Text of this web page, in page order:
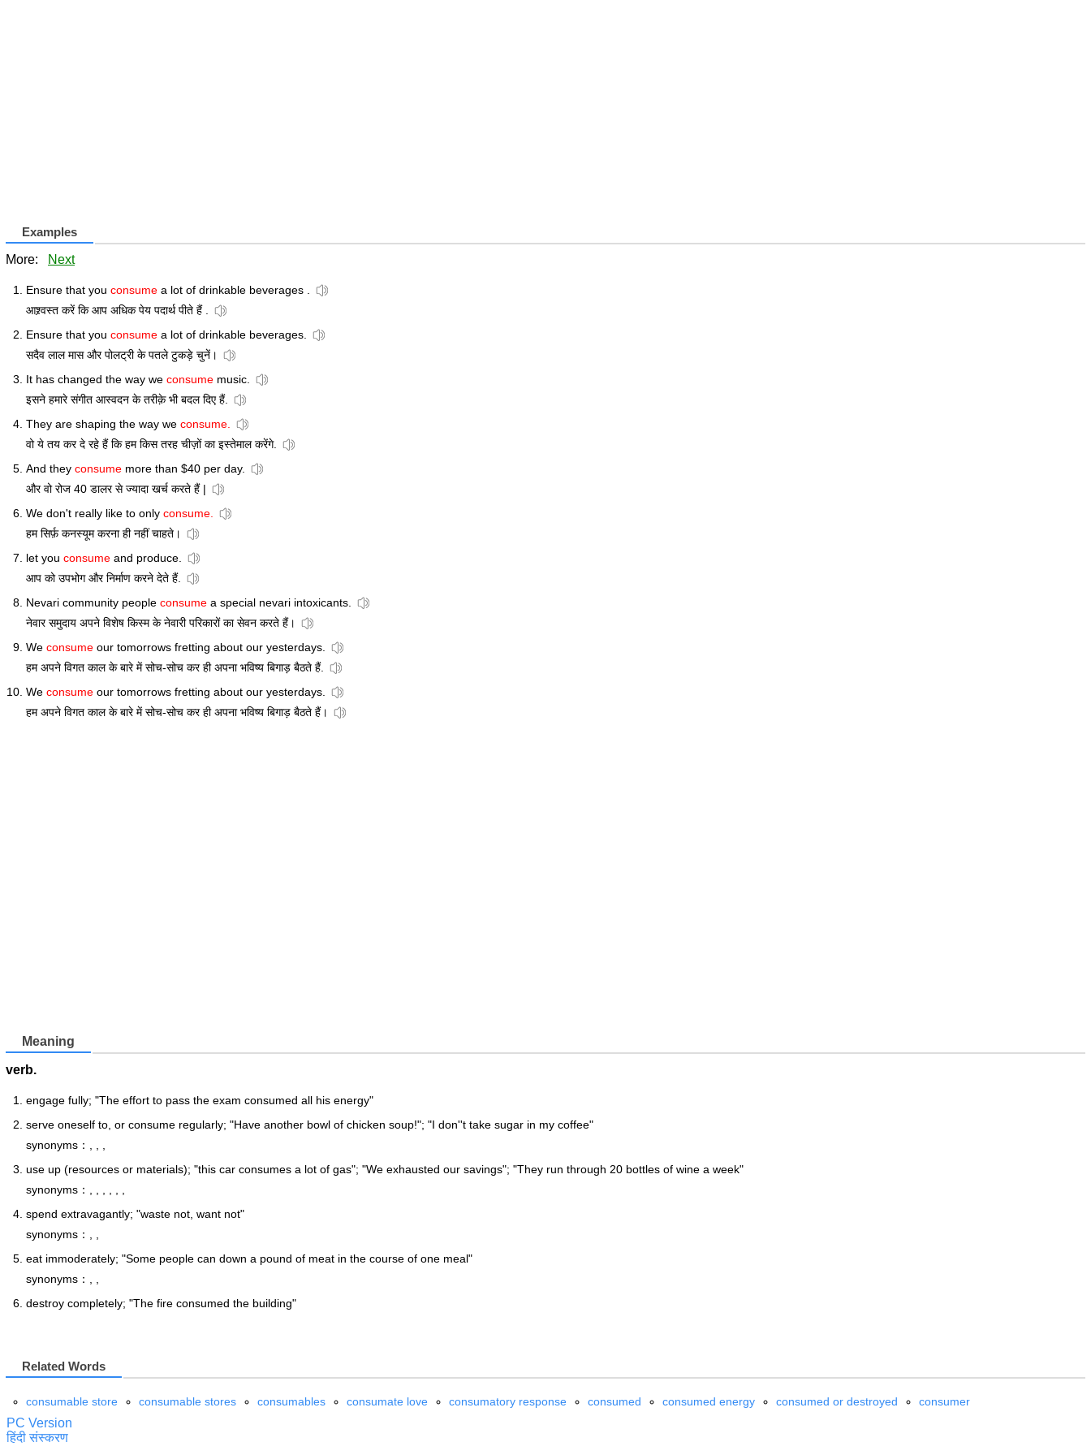
Examples
More: Next
Ensure that you consume a lot of drinkable beverages .
आश्र्वस्त करें कि आप अधिक पेय पदार्थ पीते हैं .
Ensure that you consume a lot of drinkable beverages.
सदैव लाल मास और पोलट्री के पतले टुकड़े चुनें।
It has changed the way we consume music.
इसने हमारे संगीत आस्वदन के तरीक़े भी बदल दिए हैं.
They are shaping the way we consume.
वो ये तय कर दे रहे हैं कि हम किस तरह चीज़ों का इस्तेमाल करेंगे.
And they consume more than $40 per day.
और वो रोज 40 डालर से ज्यादा खर्च करते हैं |
We don't really like to only consume.
हम सिर्फ़ कनस्यूम करना ही नहीं चाहते।
let you consume and produce.
आप को उपभोग और निर्माण करने देते हैं.
Nevari community people consume a special nevari intoxicants.
नेवार समुदाय अपने विशेष किस्म के नेवारी परिकारों का सेवन करते हैं।
We consume our tomorrows fretting about our yesterdays.
हम अपने विगत काल के बारे में सोच-सोच कर ही अपना भविष्य बिगाड़ बैठते हैं.
We consume our tomorrows fretting about our yesterdays.
हम अपने विगत काल के बारे में सोच-सोच कर ही अपना भविष्य बिगाड़ बैठते हैं।
Meaning
verb.
engage fully; "The effort to pass the exam consumed all his energy"
serve oneself to, or consume regularly; "Have another bowl of chicken soup!"; "I don''t take sugar in my coffee"
synonyms：, , ,
use up (resources or materials); "this car consumes a lot of gas"; "We exhausted our savings"; "They run through 20 bottles of wine a week"
synonyms：, , , , , ,
spend extravagantly; "waste not, want not"
synonyms：, ,
eat immoderately; "Some people can down a pound of meat in the course of one meal"
synonyms：, ,
destroy completely; "The fire consumed the building"
Related Words
consumable store consumable stores consumables consumate love consumatory response consumed consumed energy consumed or destroyed consumer
PC Version
हिंदी संस्करण